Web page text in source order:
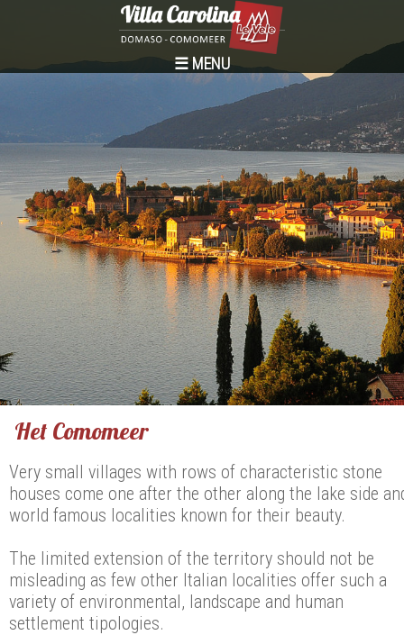
☰ MENU
Startpagina
Villa Carolina
Appartementen-Kamers
Diensten
Het Comomeer
Activiteiten
Booking
...language
Het Comomeer
Very small villages with rows of characteristic stone
houses come one after the other along the lake side
world famous localities known for their beauty.
The limited extension of the territory should not be
misleading as few other Italian localities offer such a
variety of environmental, landscape and human
settlement tipologies.